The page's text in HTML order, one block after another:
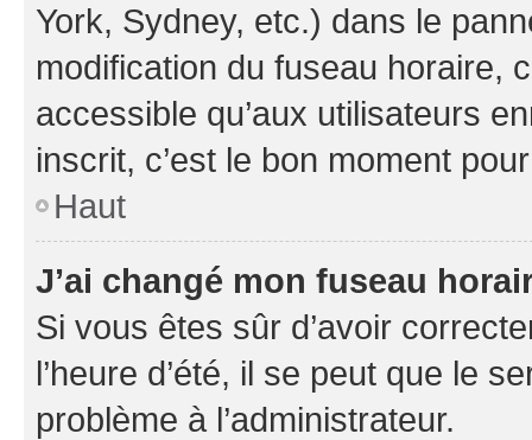
York, Sydney, etc.) dans le
modification du fuseau horaire,
accessible qu’aux utilisateurs
inscrit, c’est le bon moment
Haut
J’ai changé mon fuseau
Si vous êtes sûr d’avoir
l’heure d’été, il se peut que le
problème à l’administrateur.